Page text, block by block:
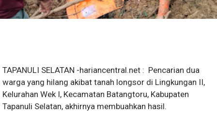
TAPANULI SELATAN -hariancentral.net : Pencarian dua
warga yang hilang akibat tanah longsor di Lingkungan II,
Kelurahan Wek I, Kecamatan Batangtoru, Kabupaten
Tapanuli Selatan, akhirnya membuahkan hasil.